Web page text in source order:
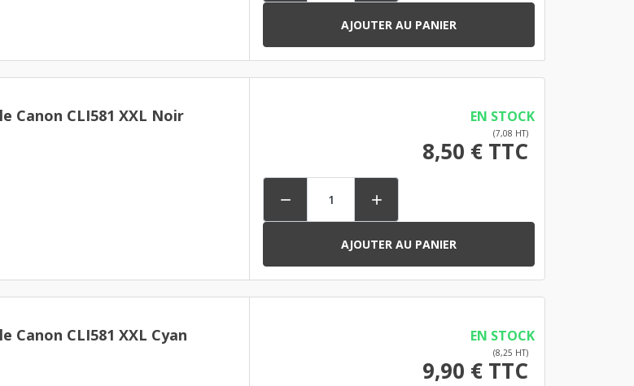
AJOUTER AU PANIER
Canon CLI581 XXL Noir EN STOCK
(7,08 HT)
8,50 € TTC
 
AJOUTER AU PANIER
Canon CLI581 XXL Cyan EN STOCK
(8,25 HT)
9,90 € TTC